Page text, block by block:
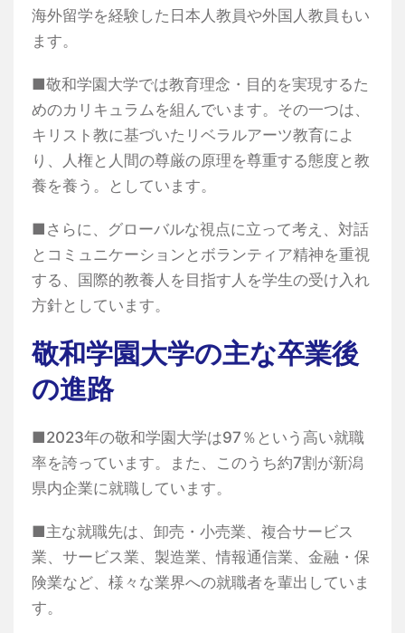
海外留学を経験した日本人教員や外国人教員もい
ます。
■敬和学園大学では教育理念・目的を実現するた
めのカリキュラムを組んでいます。その一つは、
キリスト教に基づいたリベラルアーツ教育によ
り、人権と人間の尊厳の原理を尊重する態度と教
養を養う。としています。
■さらに、グローバルな視点に立って考え、対話
とコミュニケーションとボランティア精神を重視
する、国際的教養人を目指す人を学生の受け入れ
方針としています。
敬和学園大学の主な卒業後
の進路
■2023年の敬和学園大学は97％という高い就職
率を誇っています。また、このうち約7割が新潟
県内企業に就職しています。
■主な就職先は、卸売・小売業、複合サービス
業、サービス業、製造業、情報通信業、金融・保
険業など、様々な業界への就職者を輩出していま
す。